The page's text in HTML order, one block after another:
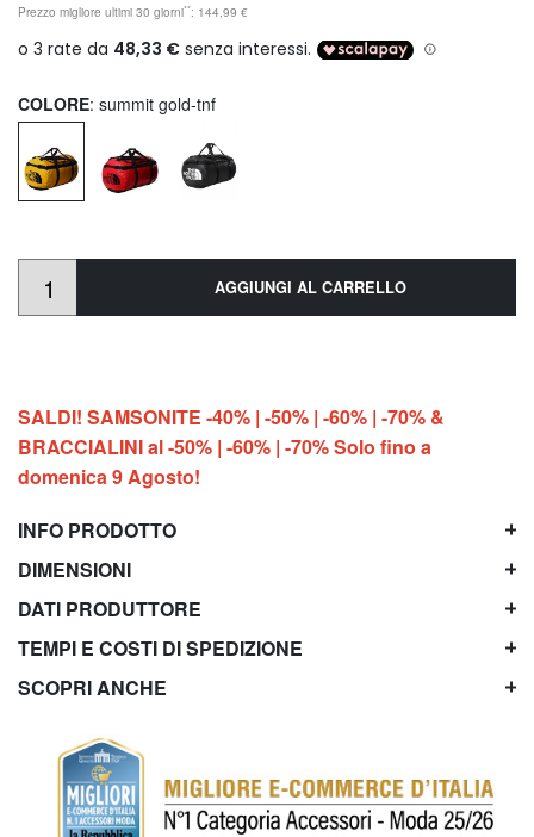
Prezzo migliore ultimi 30 giorni**: 144,99 €
COLORE: summit gold-tnf
AGGIUNGI AL CARRELLO
SALDI! SAMSONITE -40% | -50% | -60% | -70% &
BRACCIALINI al -50% | -60% | -70% Solo fino a
domenica 9 Agosto!
INFO PRODOTTO
DIMENSIONI
DATI PRODUTTORE
TEMPI E COSTI DI SPEDIZIONE
SCOPRI ANCHE